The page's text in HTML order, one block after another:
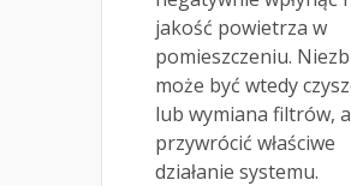
jakość powietrza w
pomieszczeniu.
może być wtedy
lub wymiana filtrów,
przywrócić właściwe
działanie systemu.